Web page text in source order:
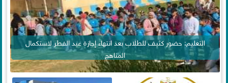
التعليم: حضور كثيف للطلاب بعد انتهاء إجازة عيد الفطر لاستكمال
المناهج